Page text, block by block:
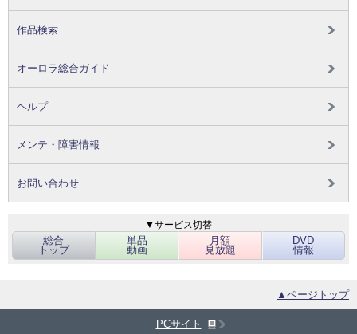
作品検索
オーロラ総合ガイド
ヘルプ
メンテ・障害情報
お問い合わせ
▼サービス切替
総合
トップ
単品
動画
月額
見放題
DVD
情報
▲ページトップ
PCサイト